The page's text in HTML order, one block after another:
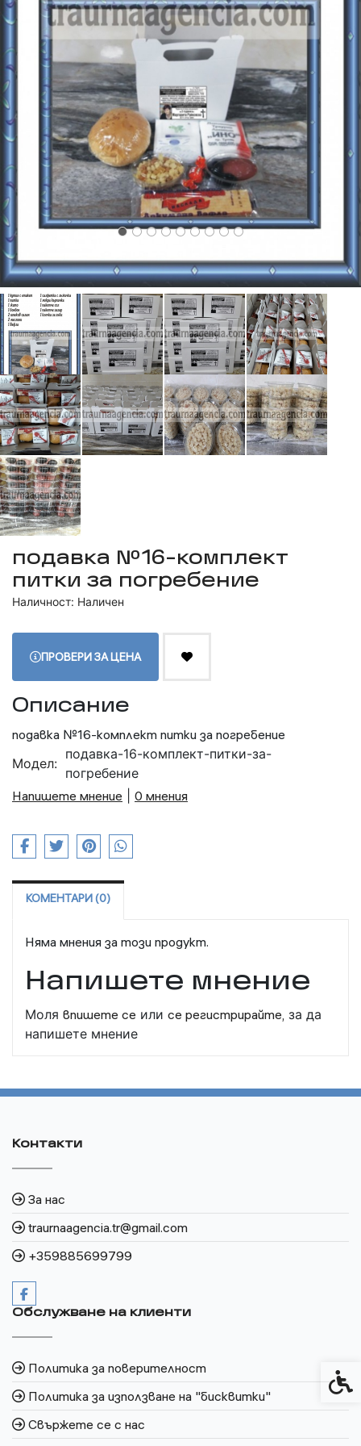
подавка №16-комплект
питки за погребение
Наличност: Наличен
ПРОВЕРИ ЗА ЦЕНА
Описание
подавка №16-комплект питки за погребение
Модел:
подавка-16-комплект-питки-за-
погребение
Напишете мнение
0 мнения
КОМЕНТАРИ (0)
Няма мнения за този продукт.
Напишете мнение
Моля впишете се или се регистрирайте, за да
напишете мнение
Контакти
За нас
traurnaagencia.tr@gmail.com
+359885699799
Обслужване на клиенти
Политика за поверителност
Политика за използване на "бисквитки"
Свържете се с нас